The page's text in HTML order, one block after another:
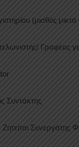
(μισθός
Γραφέας
Συντάκτης
Συνεργάτης